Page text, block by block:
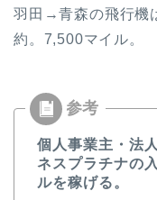
羽田→青森の飛行機
約。7,500マイル。
個人事業主・法
ネスプラチナの
ルを稼げる。